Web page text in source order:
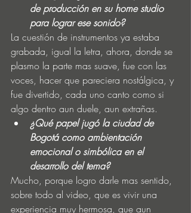
de producción en su home studio
para lograr ese sonido?
La cuestión de instrumentos ya estaba
grabada, igual la letra, ahora, donde se
plasmo la parte mas suave, fue con las
voces, hacer que pareciera nostálgica, y
fue divertido, cada uno canto como si
algo dentro aun duele, aun extrañas.
¿Qué papel jugó la ciudad de
Bogotá como ambientación
emocional o simbólica en el
desarrollo del tema?
Mucho, porque logro darle mas sentido,
sobre todo al video, que es vivir una
experiencia muy hermosa, que aun